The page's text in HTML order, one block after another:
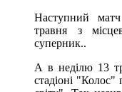
Наступний
травня з
суперник..
А в неділю 13
стадіоні "Колос"